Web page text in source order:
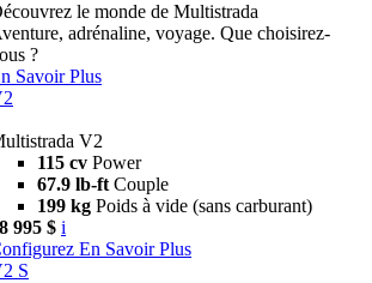
le monde de Multistrada
adrénaline, voyage. Que choisirez-
?
Savoir Plus
V2
115 cv Power
67.9 lb-ft Couple
199 kg Poids à vide (sans carburant)
995 $ i
En Savoir Plus
S